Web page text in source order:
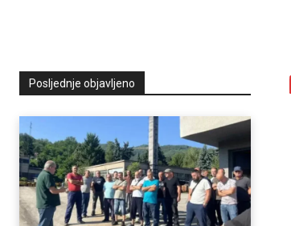
Posljednje objavljeno